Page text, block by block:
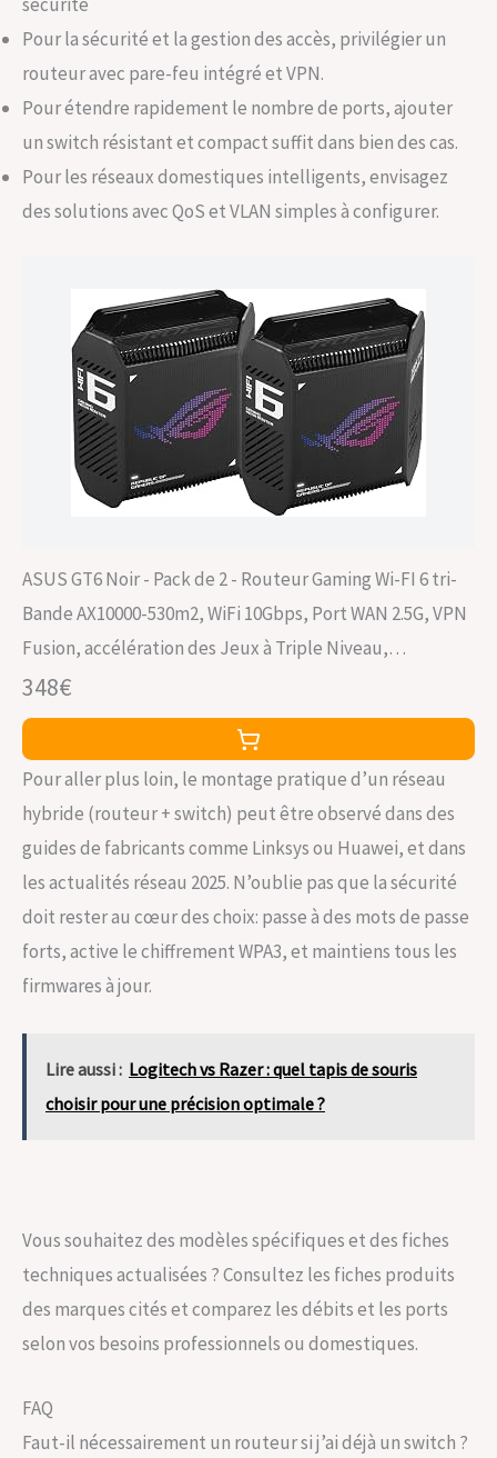
Pour la sécurité et la gestion des accès, privilégier un
routeur avec pare-feu intégré et VPN.
Pour étendre rapidement le nombre de ports, ajouter
un switch résistant et compact suffit dans bien des cas.
Pour les réseaux domestiques intelligents, envisagez
des solutions avec QoS et VLAN simples à configurer.
ASUS GT6 Noir - Pack de 2 - Routeur Gaming Wi-FI 6 tri-
Bande AX10000-530m2, WiFi 10Gbps, Port WAN 2.5G, VPN
Fusion, accélération des Jeux à Triple Niveau,
AiProtection Pro et Instant Guard
348€
Pour aller plus loin, le montage pratique d’un réseau
hybride (routeur + switch) peut être observé dans des
guides de fabricants comme Linksys ou Huawei, et dans
les actualités réseau 2025. N’oublie pas que la sécurité
doit rester au cœur des choix: passe à des mots de passe
forts, active le chiffrement WPA3, et maintiens tous les
firmwares à jour.
Lire aussi : Logitech vs Razer : quel tapis de souris
choisir pour une précision optimale ?
Vous souhaitez des modèles spécifiques et des fiches
techniques actualisées ? Consultez les fiches produits
des marques cités et comparez les débits et les ports
selon vos besoins professionnels ou domestiques.
FAQ
Faut-il nécessairement un routeur si j’ai déjà un switch ?